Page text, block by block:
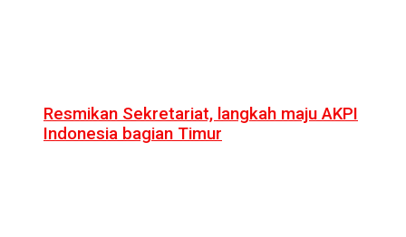
Resmikan Sekretariat, langkah maju AKPI
Indonesia bagian Timur